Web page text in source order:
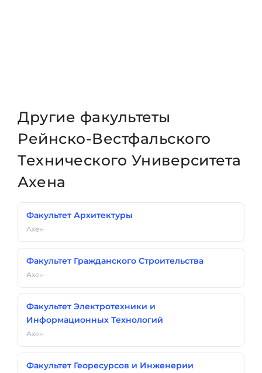
Другие факультеты
Рейнско-Вестфальского
Технического Университета
Ахена
Факультет Архитектуры
Ахен
Факультет Гражданского Строительства
Ахен
Факультет Электротехники и
Информационных Технологий
Ахен
Факультет Георесурсов и Инженерии